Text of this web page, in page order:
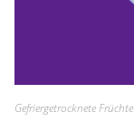
Gefriergetrocknete Früchte